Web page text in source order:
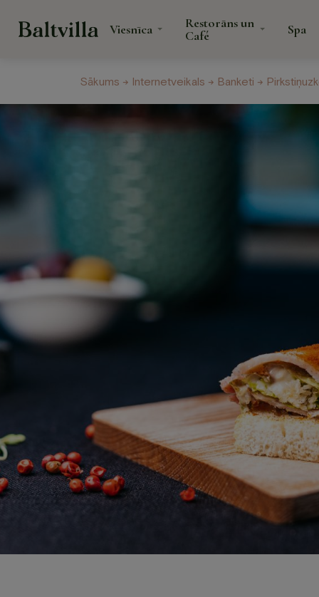
Viesnīca
Restorāns un
Café
Spa
Veselības centrs Jaunumi Dāvanu karte
Viesnīca
Numuri
Atpūtas iespējas
Restorāns
Svinības
Krasta
BOOK NOW
+371 67840640 info@baltvilla.lv
Sākums → Internetveikals → Banketi →